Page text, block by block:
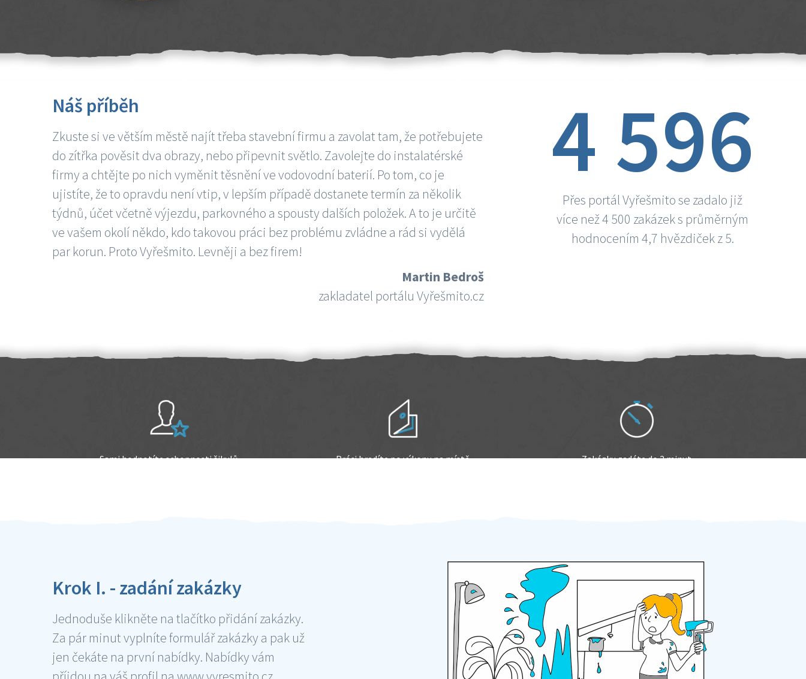
Náš příběh
Zkuste si ve větším městě najít třeba stavební firmu a zavolat tam, že potřebujete
do zítřka pověsit dva obrazy, nebo připevnit světlo. Zavolejte do instalatérské
firmy a chtějte po nich vyměnit těsnění ve vodovodní baterií. Po tom, co je
ujistíte, že to opravdu není vtip, v lepším případě dostanete termín za několik
týdnů, účet včetně výjezdu, parkovného a spousty dalších položek. A to je určitě
ve vašem okolí někdo, kdo takovou práci bez problému zvládne a rád si vydělá
par korun. Proto Vyřešmito. Levněji a bez firem!
Martin Bedroš
zakladatel portálu Vyřešmito.cz
4 596
Přes portál Vyřešmito se zadalo již
více než 4 500 zakázek s průměrným
hodnocením 4,7 hvězdiček z 5.
Sami hodnotíte schopnosti šikulů Práci hradíte po výkonu na místě Zakázku zadáte do 2 minut
Krok I. - zadání zakázky
Jednoduše klikněte na tlačítko přidání zakázky.
Za pár minut vyplníte formulář zakázky a pak už
jen čekáte na první nabídky. Nabídky vám